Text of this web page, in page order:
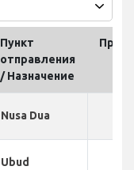
Пункт
отправления
/ Назначение
Nusa Dua
Ubud